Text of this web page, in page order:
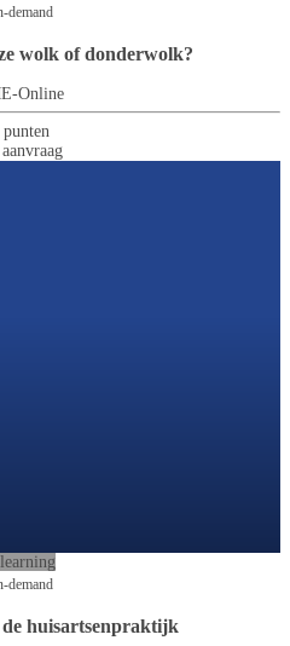
demand
wolk of donderwolk?
Online
punten
demand
huisartsenpraktijk